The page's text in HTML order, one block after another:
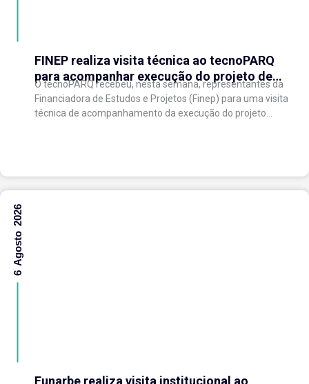
FINEP realiza visita técnica ao tecnoPARQ
para acompanhar execução do projeto de
expansão do Parque Tecnológico
O tecnoPARQ recebeu, nesta semana, representantes da
Financiadora de Estudos e Projetos (Finep) para uma visita
técnica de acompanhamento da execução do projeto
Funarbe realiza visita institucional ao
6 Agosto 2026